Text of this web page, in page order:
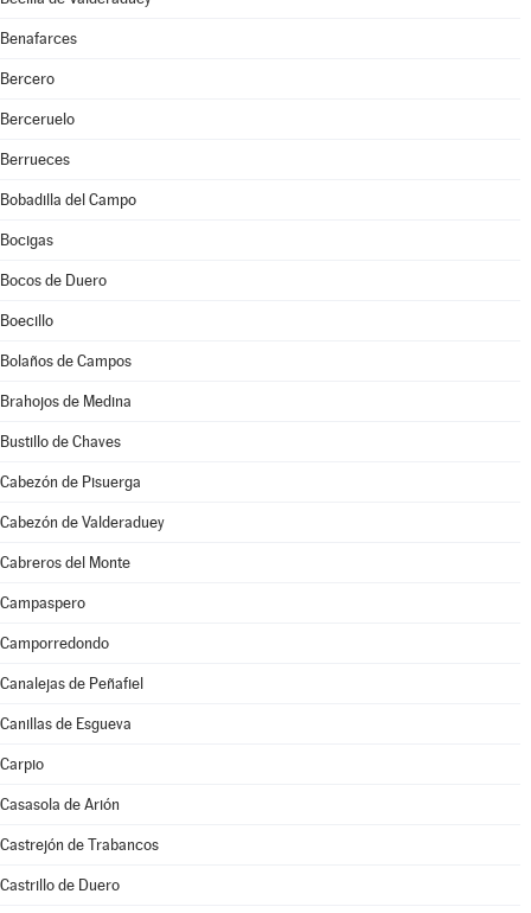
Benafarces
Bercero
Berceruelo
Berrueces
Bobadilla del Campo
Bocigas
Bocos de Duero
Boecillo
Bolaños de Campos
Brahojos de Medina
Bustillo de Chaves
Cabezón de Pisuerga
Cabezón de Valderaduey
Cabreros del Monte
Campaspero
Camporredondo
Canalejas de Peñafiel
Canillas de Esgueva
Carpio
Casasola de Arión
Castrejón de Trabancos
Castrillo de Duero